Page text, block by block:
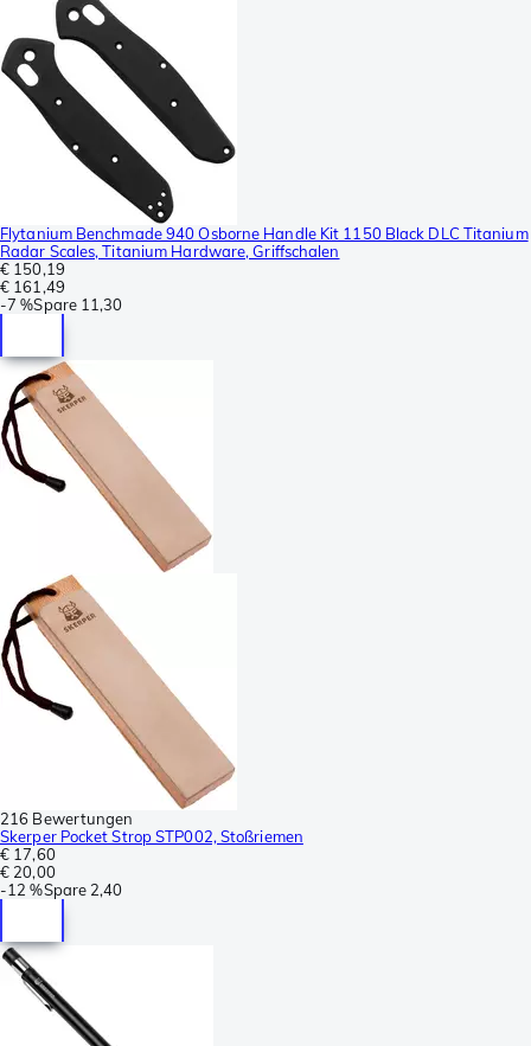
Flytanium Benchmade 940 Osborne Handle Kit 1150 Black DLC Titanium
Radar Scales, Titanium Hardware, Griffschalen
€ 150,19
€ 161,49
-7 %Spare 11,30
216 Bewertungen
Skerper Pocket Strop STP002, Stoßriemen
€ 17,60
€ 20,00
-12 %Spare 2,40